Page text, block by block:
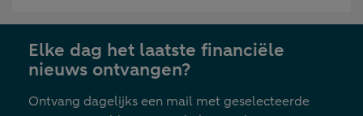
nieuwe
tab
Elke dag het laatste financiële
nieuws ontvangen?
Ontvang dagelijks een mail met geselecteerde